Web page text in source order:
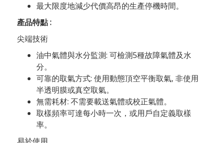
最大限度地減少代價高昂的生產停機時間。
產品特點 :
尖端技術
油中氣體與水分監測: 可檢測5種故障氣體及水
分。
可靠的取氣方式: 使用動態頂空平衡取氣, 非使用
半透明膜或真空取氣。
無需耗材: 不需要載送氣體或校正氣體。
取樣頻率可達每小時一次，或用戶自定義取樣
率。